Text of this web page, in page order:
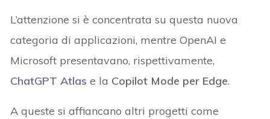
L’attenzione si è concentrata su questa nuova
categoria di applicazioni, mentre OpenAI e
Microsoft presentavano, rispettivamente,
ChatGPT Atlas e la Copilot Mode per Edge.
A queste si affiancano altri progetti come